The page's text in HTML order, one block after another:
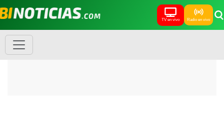
TV en vivo Radio en vivo